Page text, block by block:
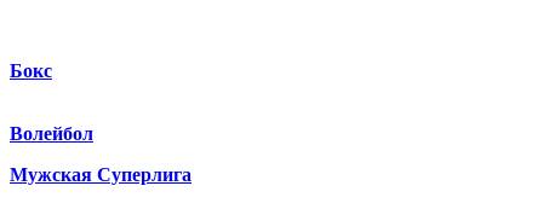
Бокс
Волейбол
Мужская Суперлига